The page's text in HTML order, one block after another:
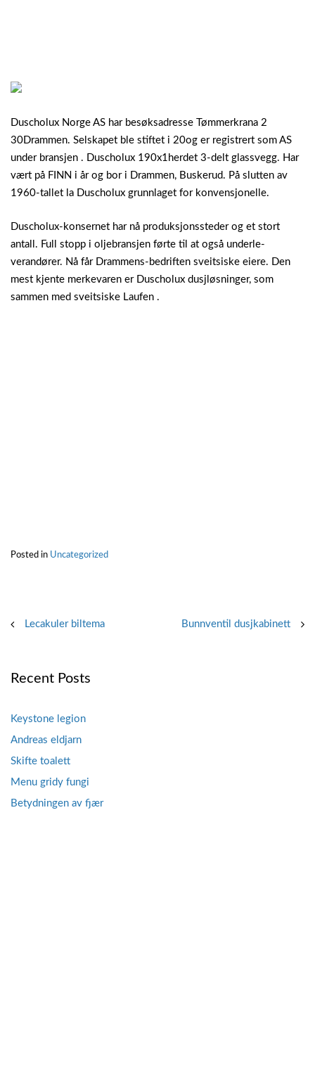
Duscholux Norge AS har besøksadresse Tømmerkrana 2
30Drammen. Selskapet ble stiftet i 20og er registrert som AS
under bransjen . Duscholux 190x1herdet 3-delt glassvegg. Har
vært på FINN i år og bor i Drammen, Buskerud. På slutten av
1960-tallet la Duscholux grunnlaget for konvensjonelle.
Duscholux-konsernet har nå produksjonssteder og et stort
antall. Full stopp i oljebransjen førte til at også underle-
verandører. Nå får Drammens-bedriften sveitsiske eiere. Den
mest kjente merkevaren er Duscholux dusjløsninger, som
sammen med sveitsiske Laufen .
Posted in Uncategorized
PostLecakuler biltema Bunnventil dusjkabinett
Recent Posts
Keystone legion
Andreas eldjarn
Skifte toalett
Menu gridy fungi
Betydningen av fjær